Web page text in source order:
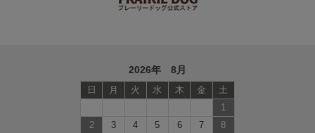
2026年 8月
日 月 火 水 木 金
土
1
2
3 4 5 6 7
8